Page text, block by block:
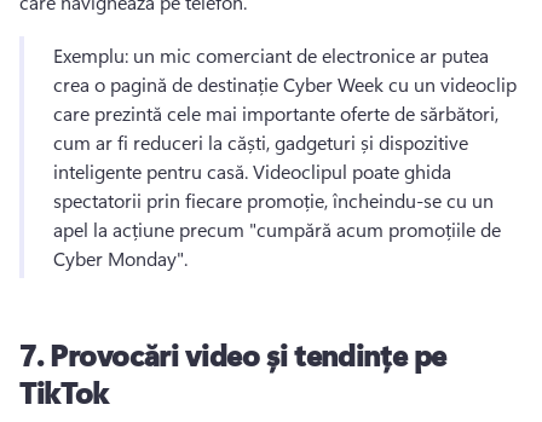
Exemplu: un mic comerciant de electronice ar putea
crea o pagină de destinație Cyber Week cu un videoclip
care prezintă cele mai importante oferte de sărbători,
cum ar fi reduceri la căști, gadgeturi și dispozitive
inteligente pentru casă. Videoclipul poate ghida
spectatorii prin fiecare promoție, încheindu-se cu un
apel la acțiune precum "cumpără acum promoțiile de
Cyber Monday".
7.Provocări video și tendințe pe
TikTok